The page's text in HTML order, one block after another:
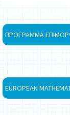
ΠΡΟΓΡΑΜΜΑ
EUROPEAN